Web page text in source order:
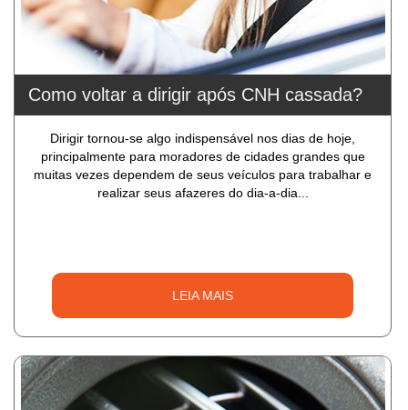
Como voltar a dirigir após CNH cassada?
Dirigir tornou-se algo indispensável nos dias de hoje,
principalmente para moradores de cidades grandes que
muitas vezes dependem de seus veículos para trabalhar e
realizar seus afazeres do dia-a-dia...
LEIA MAIS